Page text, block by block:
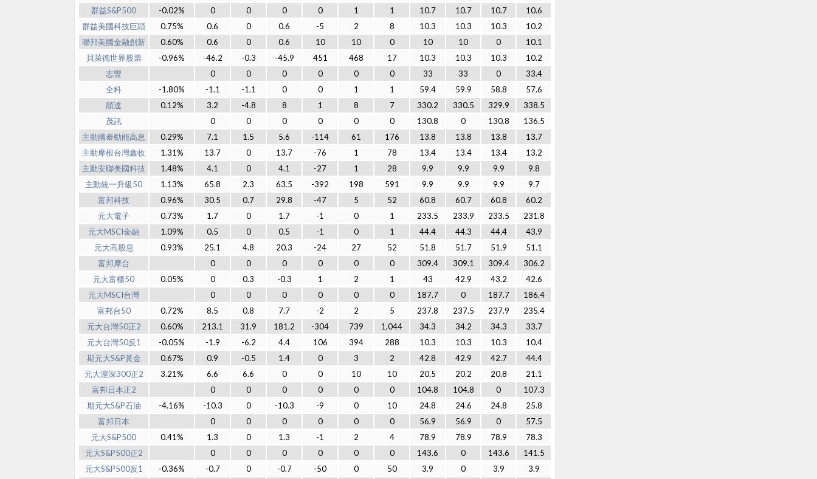
群益S&P500
-0.02% 0 0 0 0 1 1 10.7 10.7 10.7
10.6
群益美國科技巨頭
0.75% 0.6 0 0.6 -5 2 8 10.3 10.3 10.3
10.2
聯邦美國金融創新
0.60% 0.6 0 0.6 10 10 0 10 10 0
10.1
貝萊德世界股票
-0.96% -46.2 -0.3 -45.9 451 468 17 10.3 10.3 10.3
10.2
志豐
0 0 0 0 0 0 33 33 0
33.4
全科
-1.80% -1.1 -1.1 0 0 1 1 59.4 59.9 58.8
57.6
順達
0.12% 3.2 -4.8 8 1 8 7 330.2 330.5 329.9
338.5
茂訊
0 0 0 0 0 0 130.8 0 130.8
136.5
主動國泰動能高息
0.29% 7.1 1.5 5.6 -114 61 176 13.8 13.8 13.8
13.7
主動摩根台灣鑫收
1.31% 13.7 0 13.7 -76 1 78 13.4 13.4 13.4
13.2
主動安聯美國科技
1.48% 4.1 0 4.1 -27 1 28 9.9 9.9 9.9
9.8
主動統一升級50
1.13% 65.8 2.3 63.5 -392 198 591 9.9 9.9 9.9
9.7
富邦科技
0.96% 30.5 0.7 29.8 -47 5 52 60.8 60.7 60.8
60.2
元大電子
0.73% 1.7 0 1.7 -1 0 1 233.5 233.9 233.5
231.8
元大MSCI金融
1.09% 0.5 0 0.5 -1 0 1 44.4 44.3 44.4
43.9
元大高股息
0.93% 25.1 4.8 20.3 -24 27 52 51.8 51.7 51.9
51.1
富邦摩台
0 0 0 0 0 0 309.4 309.1 309.4
306.2
元大富櫃50
0.05% 0 0.3 -0.3 1 2 1 43 42.9 43.2
42.6
元大MSCI台灣
0 0 0 0 0 0 187.7 0 187.7
186.4
富邦台50
0.72% 8.5 0.8 7.7 -2 2 5 237.8 237.5 237.9
235.4
元大台灣50正2
0.60% 213.1 31.9 181.2 -304 739 1,044 34.3 34.2 34.3
33.7
元大台灣50反1
-0.05% -1.9 -6.2 4.4 106 394 288 10.3 10.3 10.3
10.4
期元大S&P黃金
0.67% 0.9 -0.5 1.4 0 3 2 42.8 42.9 42.7
44.4
元大滬深300正2
3.21% 6.6 6.6 0 0 10 10 20.5 20.2 20.8
21.1
富邦日本正2
0 0 0 0 0 0 104.8 104.8 0
107.3
期元大S&P石油
-4.16% -10.3 0 -10.3 -9 0 10 24.8 24.6 24.8
25.8
富邦日本
0 0 0 0 0 0 56.9 56.9 0
57.5
元大S&P500
0.41% 1.3 0 1.3 -1 2 4 78.9 78.9 78.9
78.3
元大S&P500正2
0 0 0 0 0 0 143.6 0 143.6
141.5
元大S&P500反1
-0.36% -0.7 0 -0.7 -50 0 50 3.9 0 3.9
3.9